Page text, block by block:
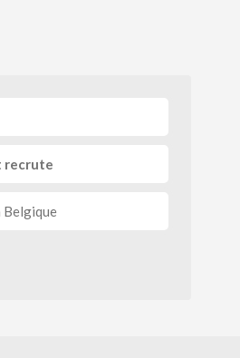
recrute
Belgique